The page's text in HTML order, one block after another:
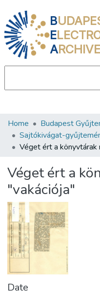
B
E
ARCHIVE
Communities &
All of DSpace
About us
Home Budapest
Sajtókivágat-
Véget ért a
"vakációja"
Date